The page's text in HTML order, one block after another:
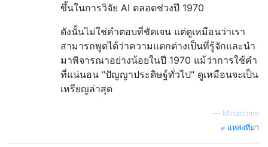
ขึ้นในการวิจัย AI ตลอดช่วงปี 1970
ดังนั้นไม่ใช่คำตอบที่ชัดเจน แต่ดูเหมือนว่าเรา
สามารถพูดได้ว่าความแตกต่างเป็นที่รู้จักและนำ
มาพิจารณาอย่างน้อยในปี 1970 แม้ว่าการใช้คำ
ที่แน่นอน "ปัญญาประดิษฐ์ทั่วไป" ดูเหมือนจะเป็น
เหรียญล่าสุด
— Mindcrime
แหล่งที่มา